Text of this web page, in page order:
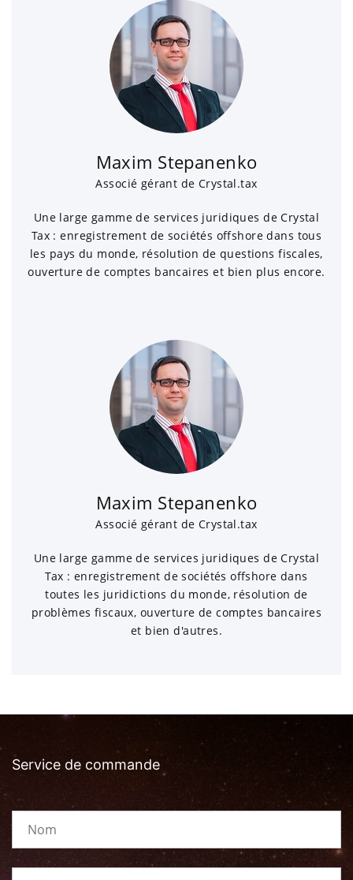
Maxim Stepanenko
Associé gérant de Crystal.tax
Une large gamme de services juridiques de Crystal
Tax : enregistrement de sociétés offshore dans tous
les pays du monde, résolution de questions fiscales,
ouverture de comptes bancaires et bien plus encore.
Maxim Stepanenko
Associé gérant de Crystal.tax
Une large gamme de services juridiques de Crystal
Tax : enregistrement de sociétés offshore dans
toutes les juridictions du monde, résolution de
problèmes fiscaux, ouverture de comptes bancaires
et bien d'autres.
Service de commande